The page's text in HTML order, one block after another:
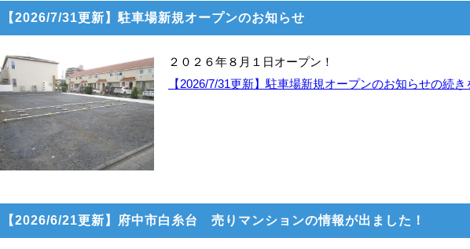
【2026/7/31更新】駐車場新規オープンのお知らせ
２０２６年８月１日オープン！
【2026/7/31更新】駐車場新規オープンのお知らせの続き
【2026/6/21更新】府中市白糸台 売りマンションの情報が出ました！